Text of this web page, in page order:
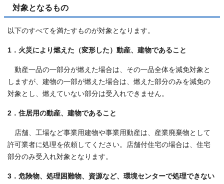
対象となるもの
以下のすべてを満たすものが対象となります。
1．火災により燃えた（変形した）動産、建物であること
動産一品の一部分が燃えた場合は、その一品全体を減免対象と
しますが、建物の一部が燃えた場合は、燃えた部分のみを減免の
対象とし、燃えていない部分は受入れできません。
2．住居用の動産、建物であること
店舗、工場など事業用建物や事業用動産は、産業廃棄物として
許可業者に処理を依頼してください。店舗付住宅の場合は、住宅
部分のみ受入れ対象となります。
3．危険物、処理困難物、資源など、環境センターで処理できない